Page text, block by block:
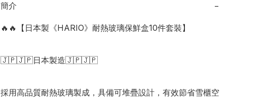
簡介 −
🔥🔥【日本製《HARIO》耐熱玻璃保鮮盒10件套裝】
🇯🇵🇯🇵日本製造🇯🇵🇯🇵
採用高品質耐熱玻璃製成，具備可堆疊設計，有效節省雪櫃空